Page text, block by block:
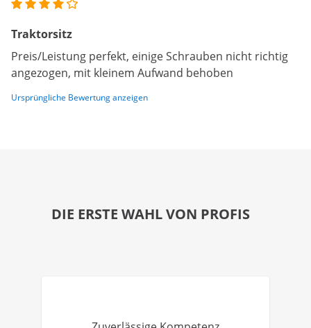
Traktorsitz
Preis/Leistung perfekt, einige Schrauben nicht richtig
angezogen, mit kleinem Aufwand behoben
Ursprüngliche Bewertung anzeigen
DIE ERSTE WAHL VON PROFIS